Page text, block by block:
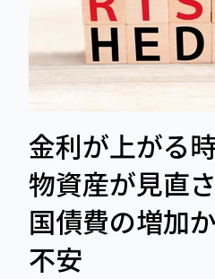
金利が上がる
物資産が見直
国債費の増加
不安